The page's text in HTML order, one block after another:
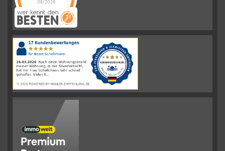
08/2026
Schelkmann
Immobilienhat
|110Schelkmann
ImmobilienBewertungen
auf
werkenntdenBESTEN.de